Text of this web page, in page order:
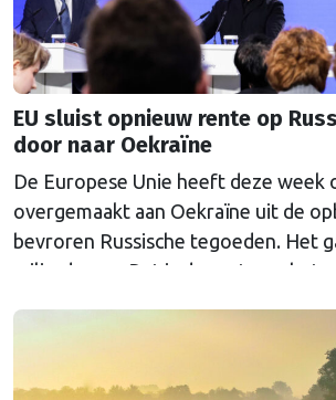
EU sluist opnieuw rente op
door naar Oekraïne
De Europese Unie heeft deze week
overgemaakt aan Oekraïne uit de
bevroren Russische tegoeden. Het
miljard euro. Dat is de rente op het
Euroclear parkeerde. De EU bevroor